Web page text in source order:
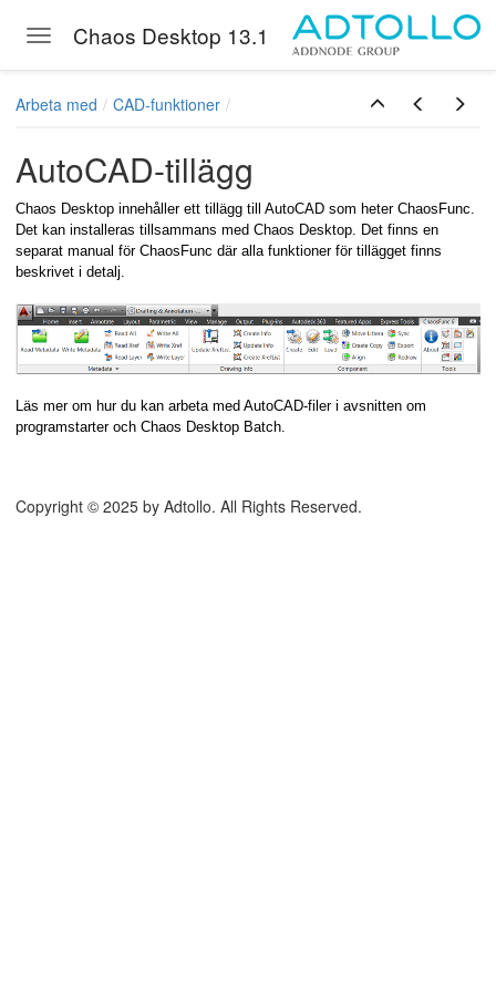
Toggle navigation
Chaos Desktop 13.1
Arbeta med CAD-funktioner
AutoCAD-tillägg
Chaos Desktop innehåller ett tillägg till AutoCAD som heter ChaosFunc.
Det kan installeras tillsammans med Chaos Desktop. Det finns en
separat manual för ChaosFunc där alla funktioner för tillägget finns
beskrivet i detalj.
Läs mer om hur du kan arbeta med AutoCAD-filer i avsnitten om
programstarter och Chaos Desktop Batch.
Copyright © 2025 by Adtollo. All Rights Reserved.